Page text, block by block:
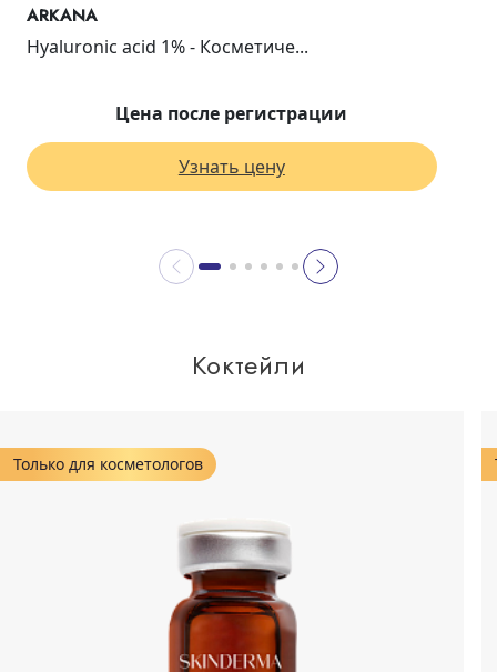
ARKANA
Hyaluronic acid 1% - Косметиче...
Цена после регистрации
Узнать цену
Коктейли
Только для косметологов